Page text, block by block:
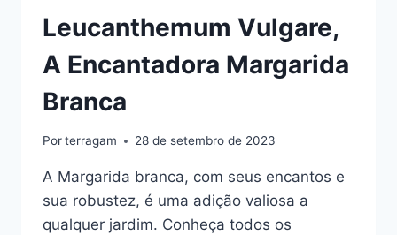
Leucanthemum Vulgare,
A Encantadora Margarida
Branca
Porterragam 28 de setembro de 2023
A Margarida branca, com seus encantos e
sua robustez, é uma adição valiosa a
qualquer jardim. Conheça todos os